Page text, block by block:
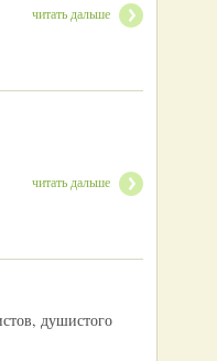
читать дальше
читать дальше
душистого